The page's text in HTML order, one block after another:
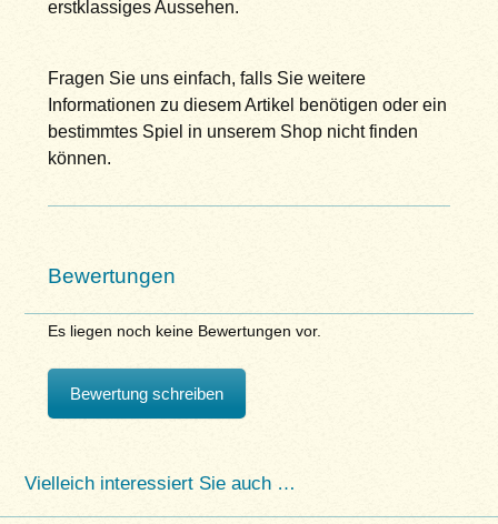
erstklassiges Aussehen.
Fragen Sie uns einfach, falls Sie weitere
Informationen zu diesem Artikel benötigen oder ein
bestimmtes Spiel in unserem Shop nicht finden
können.
Bewertungen
Es liegen noch keine Bewertungen vor.
Bewertung schreiben
Vielleich interessiert Sie auch …